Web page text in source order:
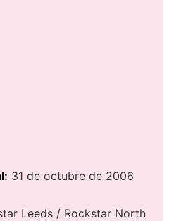
31 de octubre de 2006
Leeds / Rockstar North